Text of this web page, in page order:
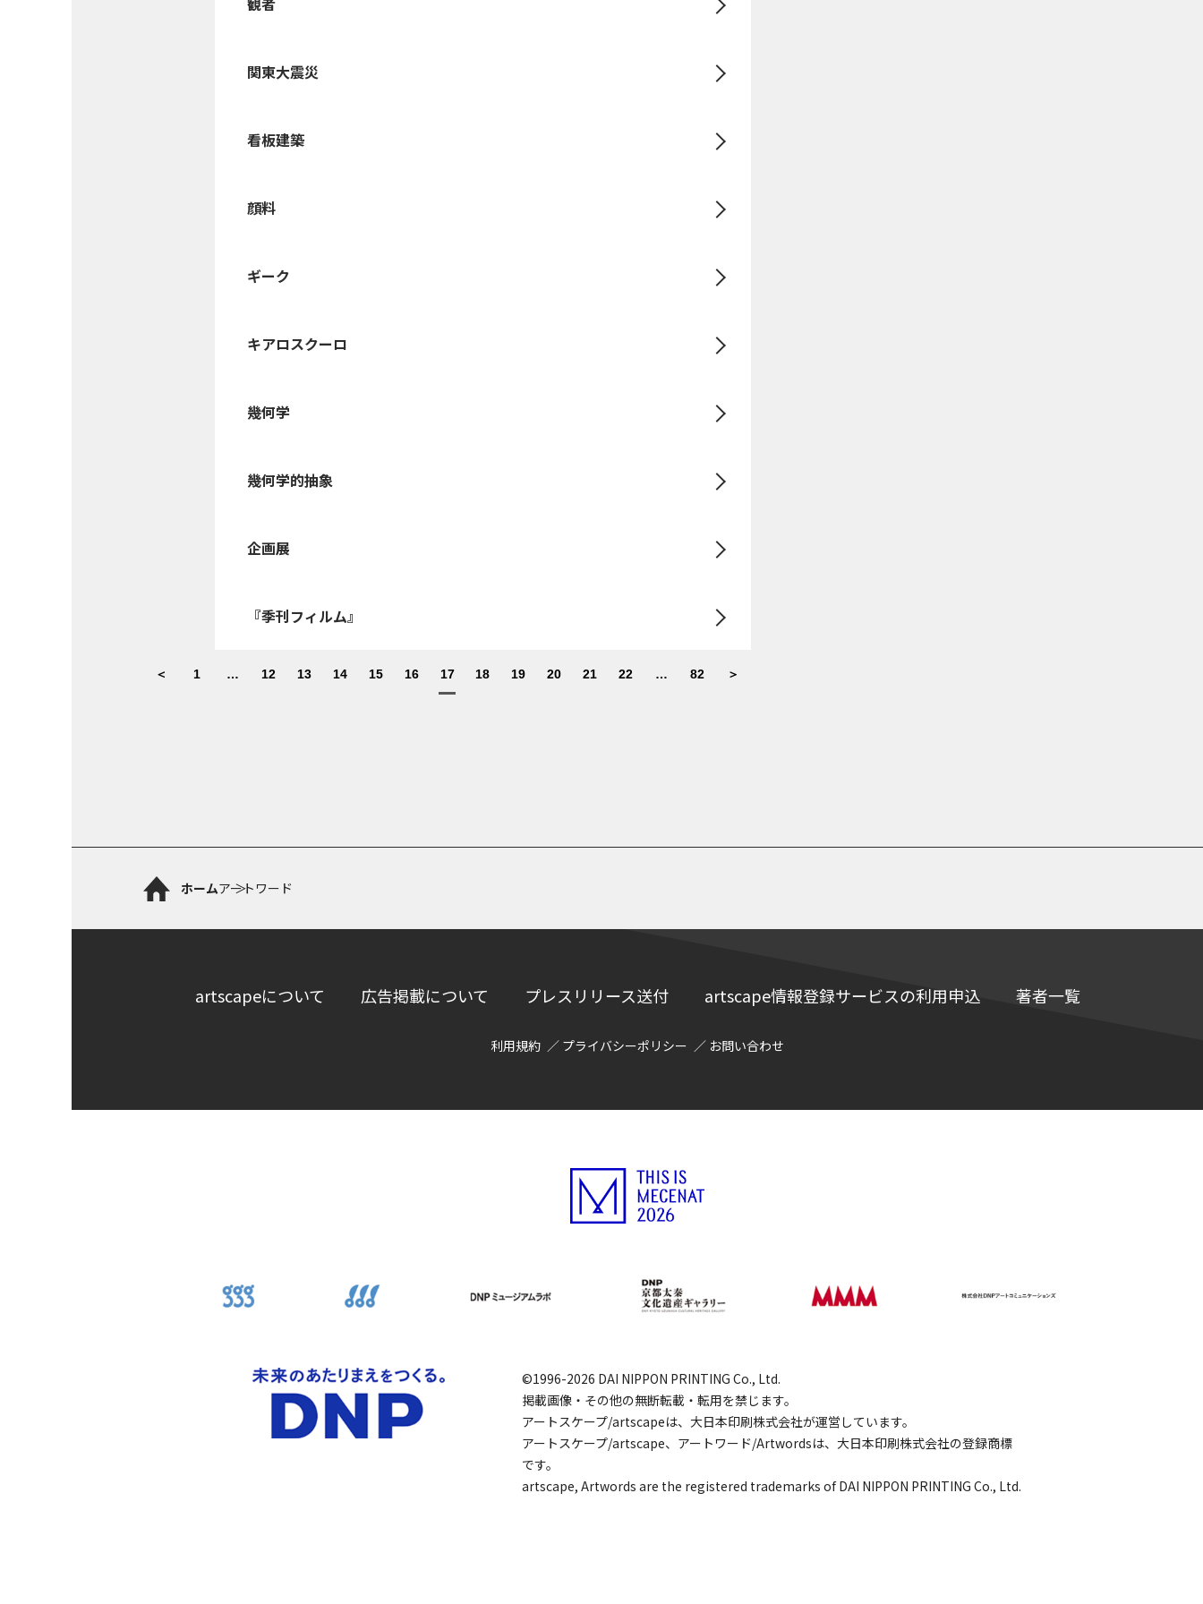
関東大震災
看板建築
顔料
ギーク
キアロスクーロ
幾何学
幾何学的抽象
企画展
『季刊フィルム』
＜ 1 … 12 13 14 15 16 17 18 19 20 21 22 … 82 ＞
ホームアートワード
artscapeについて 広告掲載について プレスリリース送付 artscape情報登録サービスの利用申込 著者一覧
利用規約 プライバシーポリシー お問い合わせ
©1996-2026 DAI NIPPON PRINTING Co., Ltd.
掲載画像・その他の無断転載・転用を禁じます。
アートスケープ/artscapeは、大日本印刷株式会社が運営しています。
アートスケープ/artscape、アートワード/Artwordsは、大日本印刷株式会社の登録商標
です。
artscape, Artwords are the registered trademarks of DAI NIPPON PRINTING Co., Ltd.